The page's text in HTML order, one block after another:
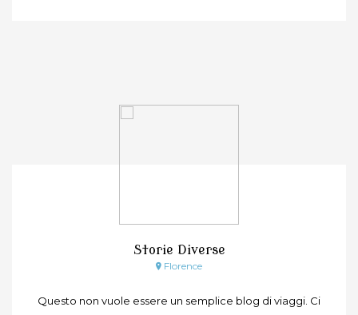
Storie Diverse
Florence
Questo non vuole essere un semplice blog di viaggi. Ci